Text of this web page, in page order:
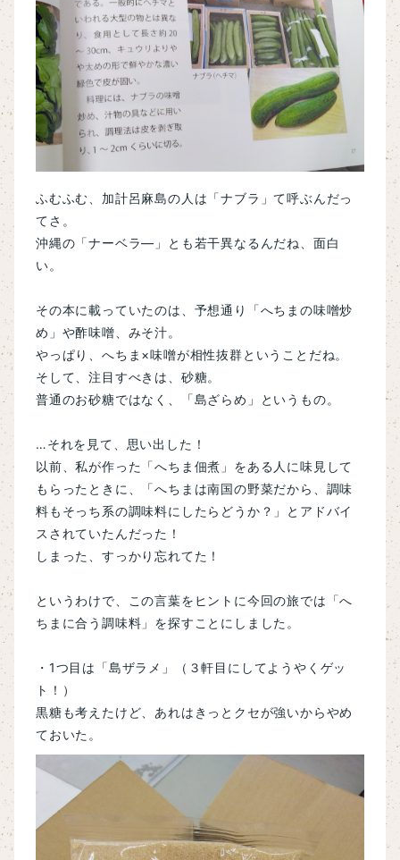
ふむふむ、加計呂麻島の人は「ナブラ」て呼ぶんだっ
てさ。
沖縄の「ナーベラ―」とも若干異なるんだね、面白
い。
その本に載っていたのは、予想通り「へちまの味噌炒
め」や酢味噌、みそ汁。
やっぱり、へちま×味噌が相性抜群ということだね。
そして、注目すべきは、砂糖。
普通のお砂糖ではなく、「島ざらめ」というもの。
…それを見て、思い出した！
以前、私が作った「へちま佃煮」をある人に味見して
もらったときに、「へちまは南国の野菜だから、調味
料もそっち系の調味料にしたらどうか？」とアドバイ
スされていたんだった！
しまった、すっかり忘れてた！
というわけで、この言葉をヒントに今回の旅では「へ
ちまに合う調味料」を探すことにしました。
・1つ目は「島ザラメ」（３軒目にしてようやくゲッ
ト！）
黒糖も考えたけど、あれはきっとクセが強いからやめ
ておいた。